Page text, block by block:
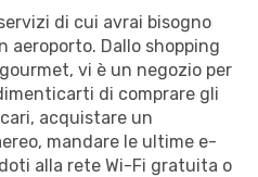
di cui avrai bisogno
aeroporto. Dallo shopping
vi è un negozio per
di comprare gli
acquistare un
mandare le ultime e-
alla rete Wi-Fi gratuita o